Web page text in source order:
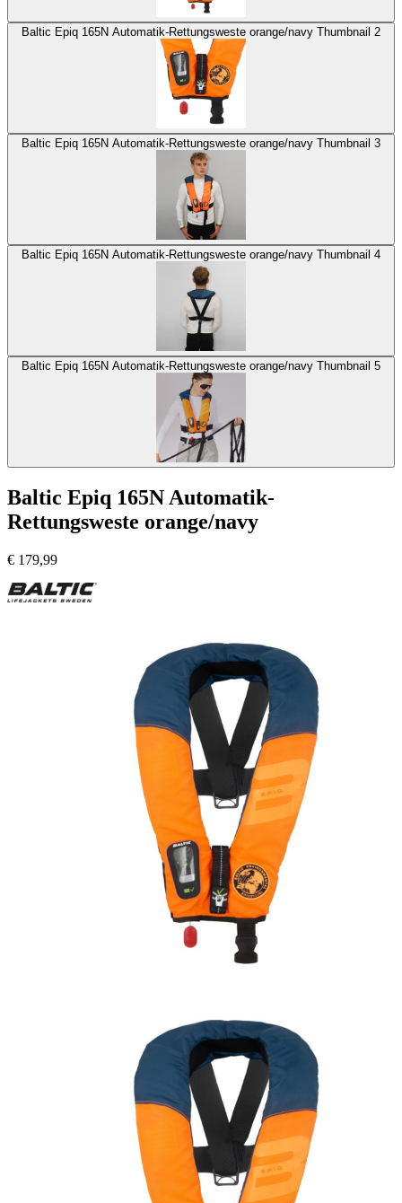
Baltic Epiq 165N Automatik-Rettungsweste orange/navy Thumbnail 2
Baltic Epiq 165N Automatik-Rettungsweste orange/navy Thumbnail 3
Baltic Epiq 165N Automatik-Rettungsweste orange/navy Thumbnail 4
Baltic Epiq 165N Automatik-Rettungsweste orange/navy Thumbnail 5
Baltic Epiq 165N Automatik-
Rettungsweste orange/navy
€ 179,99